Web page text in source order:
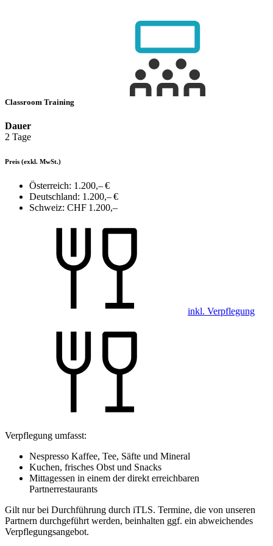
Classroom Training
Dauer
2 Tage
Preis (exkl. MwSt.)
Österreich: 1.200,– €
Deutschland: 1.200,– €
Schweiz: CHF 1.200,–
inkl. Verpflegung
Verpflegung umfasst:
Nespresso Kaffee, Tee, Säfte und Mineral
Kuchen, frisches Obst und Snacks
Mittagessen in einem der direkt erreichbaren
Partnerrestaurants
Gilt nur bei Durchführung durch iTLS. Termine, die von unseren
Partnern durchgeführt werden, beinhalten ggf. ein abweichendes
Verpflegungsangebot.